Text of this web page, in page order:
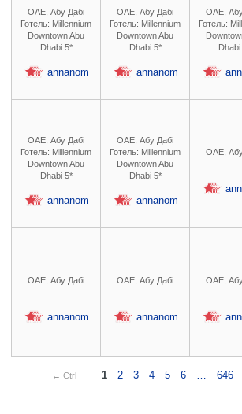
ОАЕ, Абу Дабі
Готель: Millennium
Downtown Abu
Dhabi 5*
annanom
ОАЕ, Абу Дабі
Готель: Millennium
Downtown Abu
Dhabi 5*
annanom
ОАЕ, Абу
Готель:
Dhabi
ОАЕ, Абу Дабі
Готель: Millennium
Downtown Abu
Dhabi 5*
annanom
ОАЕ, Абу Дабі
Готель: Millennium
Downtown Abu
Dhabi 5*
annanom
ОАЕ, Абу
ОАЕ, Абу Дабі
annanom
ОАЕ, Абу Дабі
annanom
ОАЕ, Абу
← Ctrl 1 2 3 4 5 6 … 646